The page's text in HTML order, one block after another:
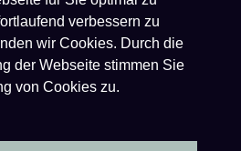
verbessern zu
wir Cookies. Durch die
der Webseite stimmen Sie
von Cookies zu.
- All Rights